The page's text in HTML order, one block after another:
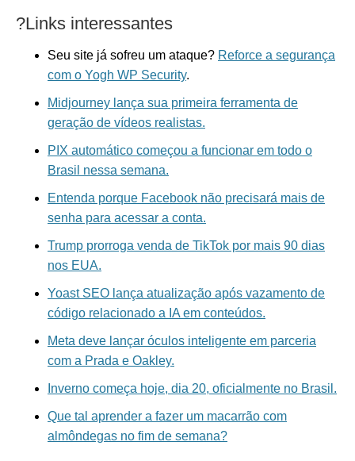
?Links interessantes
Seu site já sofreu um ataque? Reforce a segurança
com o Yogh WP Security.
Midjourney lança sua primeira ferramenta de
geração de vídeos realistas.
PIX automático começou a funcionar em todo o
Brasil nessa semana.
Entenda porque Facebook não precisará mais de
senha para acessar a conta.
Trump prorroga venda de TikTok por mais 90 dias
nos EUA.
Yoast SEO lança atualização após vazamento de
código relacionado a IA em conteúdos.
Meta deve lançar óculos inteligente em parceria
com a Prada e Oakley.
Inverno começa hoje, dia 20, oficialmente no Brasil.
Que tal aprender a fazer um macarrão com
almôndegas no fim de semana?